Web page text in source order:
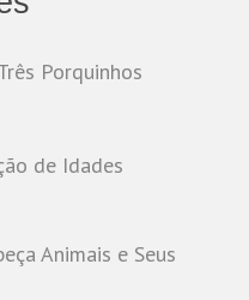
Porquinhos
de Idades
Animais e Seus